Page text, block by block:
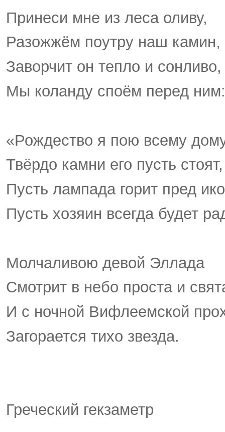
Принеси мне из леса оливу,
Разожжём поутру наш камин,
Заворчит он тепло и сонливо,
Мы коланду споём перед ним:
«Рождество я пою всему
Твёрдо камни его пусть стоят,
Пусть лампада горит пред
Пусть хозяин всегда будет
Молчаливою девой Эллада
Смотрит в небо проста и
И с ночной Вифлеемской
Загорается тихо звезда.
Греческий гекзаметр